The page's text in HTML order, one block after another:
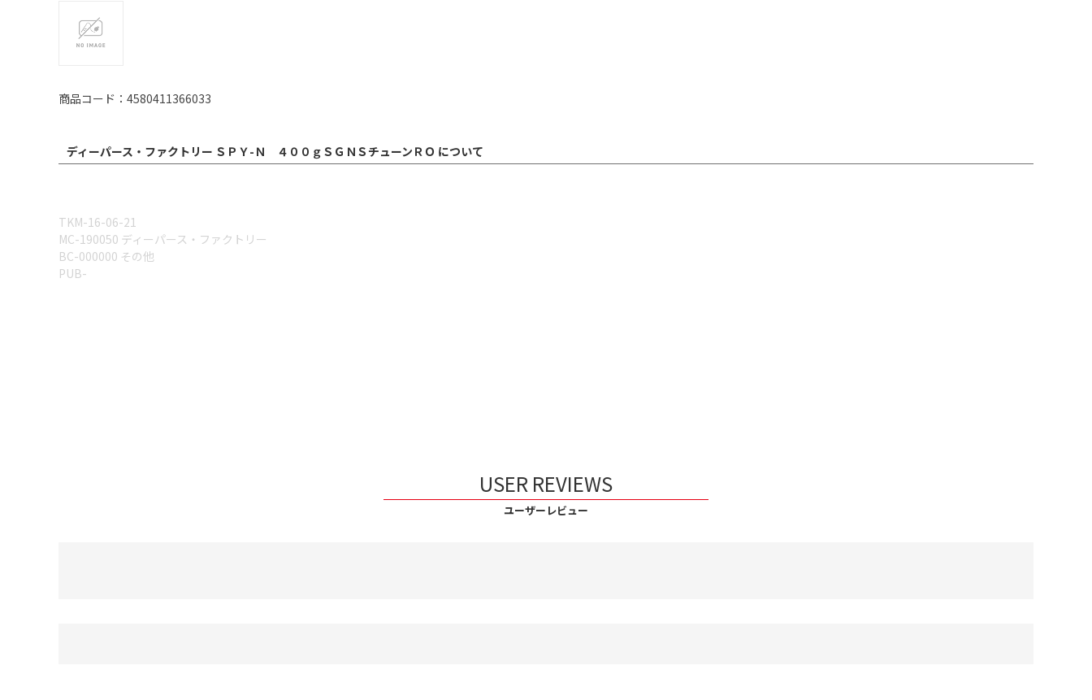
商品コード：4580411366033
ディーパース・ファクトリー ＳＰＹ-Ｎ ４００ｇＳＧＮＳチューンＲＯ について
TKM-16-06-21
MC-190050 ディーパース・ファクトリー
BC-000000 その他
PUB-
USER REVIEWS
ユーザーレビュー